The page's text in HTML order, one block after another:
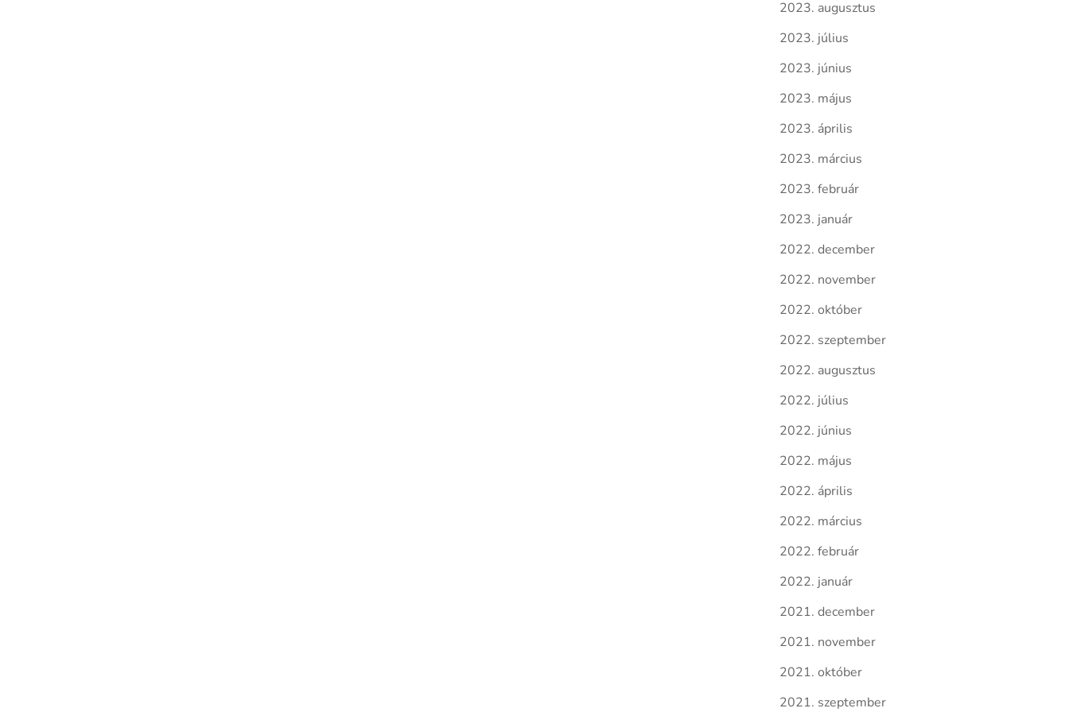
2023. augusztus
2023. július
2023. június
2023. május
2023. április
2023. március
2023. február
2023. január
2022. december
2022. november
2022. október
2022. szeptember
2022. augusztus
2022. július
2022. június
2022. május
2022. április
2022. március
2022. február
2022. január
2021. december
2021. november
2021. október
2021. szeptember